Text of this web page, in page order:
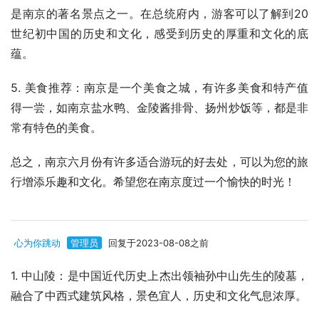
是南京的著名景点之一。在总统府内，游客可以了解到20
世纪初中国的历史和文化，感受到历史的厚重和文化的底
蕴。
5. 美食推荐：南京是一个美食之城，有许多美食和特产值
得一尝，如南京盐水鸭、金陵酱排骨、扬州炒饭等，都是非
常有特色的美食。
总之，南京六月份有许多适合游玩的好去处，可以为您的旅
行增添乐趣和文化。希望您在南京度过一个愉快的时光！
心为你跳动 管理员 回复于2023-08-08之前
1. 中山陵：是中国近代历史上杰出领袖孙中山先生的陵墓，
融合了中西式建筑风格，景色宜人，历史和文化气息浓厚。